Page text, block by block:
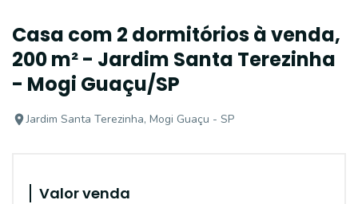
Casa com 2 dormitórios à venda,
200 m² - Jardim Santa Terezinha
- Mogi Guaçu/SP
Jardim Santa Terezinha, Mogi Guaçu - SP
Valor venda